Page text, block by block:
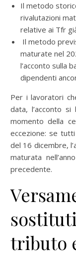
Il metodo
rivalutazioni
relative ai Tfr
Il metodo
maturate nel
l’acconto sulla
dipendenti
Per i lavoratori
data, l’acconto si
momento della
eccezione: se
del 16 dicembre,
maturata
precedente.
tributo